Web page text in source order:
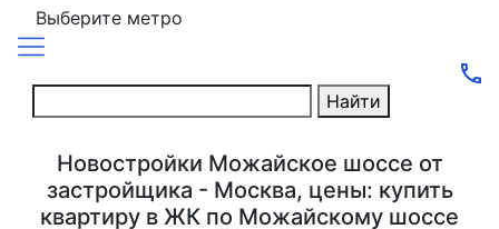
Выберите метро
Найти
Новостройки Можайское шоссе от
застройщика - Москва, цены: купить
квартиру в ЖК по Можайскому шоссе